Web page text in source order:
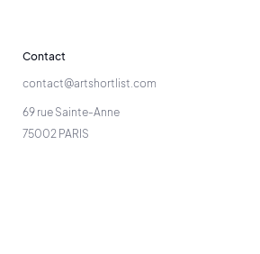
Contact
contact@artshortlist.com
69 rue Sainte-Anne
75002 PARIS